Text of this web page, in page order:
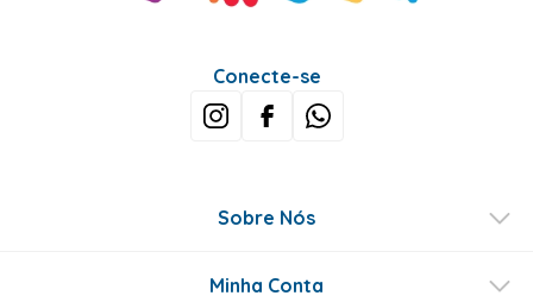
Conecte-se
Sobre Nós
Minha Conta